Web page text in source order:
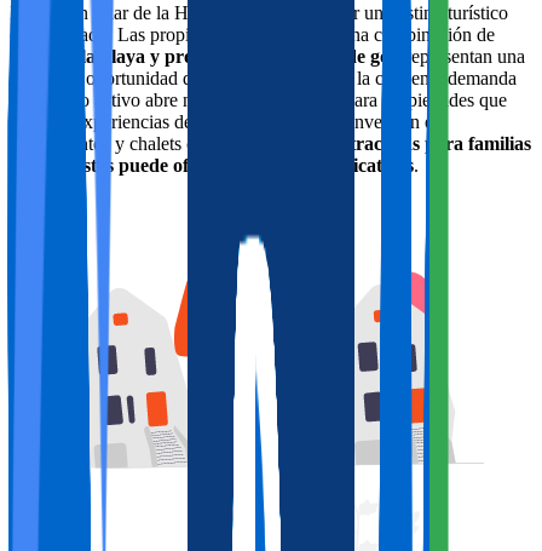
Invertir en Pilar de la Horadada es apostar por un destino turístico
diversificado. Las propiedades que ofrecen una combinación de
acceso a la playa y proximidad a campos de golf
representan una
excelente oportunidad de inversión. Además, la creciente demanda
de turismo activo abre nuevas posibilidades para propiedades que
faciliten experiencias de ocio y aventura. La inversión en
apartamentos y chalets con
características atractivas para familias
y deportistas puede ofrecer retornos significativos.